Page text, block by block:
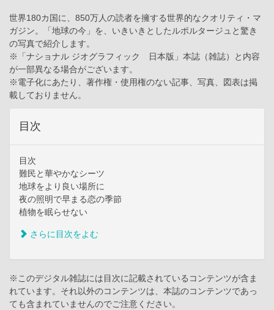
世界180カ国に、850万人の読者を擁する世界的なクオリティ・マ
ガジン。「地球の今」を、いきいきとしたルポルタージュと驚き
の写真で紹介します。
※「ナショナル ジオグラフィック 日本版」本誌（雑誌）と内容
が一部異なる場合がございます。
※電子化にあたり、著作権・使用権のない記事、写真、図表は掲
載しておりません。
目次
目次
難民と華やかなシーツ
地球をより良い場所に
夜の照明で早まる恋の季節
植物を眠らせない
さらに目次をよむ
※このデジタル雑誌には目次に記載されているコンテンツが含ま
れています。それ以外のコンテンツは、本誌のコンテンツであっ
ても含まれていませんのでご注意ください。